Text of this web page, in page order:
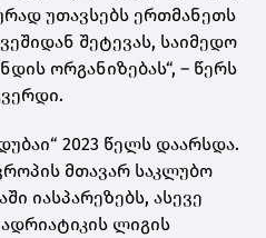
უთავსებს ერთმანეთს
შეტევას, საიმედო
ორგანიზებას“, – წერს
2023 წელს დაარსდა.
მთავარ საკლუბო
იასპარეზებს, ასევე
ლიგის